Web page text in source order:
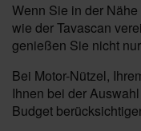
Wenn Sie in der
wie der Tavascan
genießen Sie nicht
Bei Motor-Nützel,
Ihnen bei der
Budget